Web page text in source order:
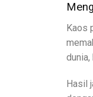
Kaos
Hasil